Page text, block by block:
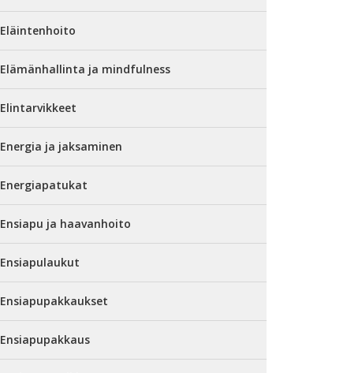
Eläintenhoito
Elämänhallinta ja mindfulness
Elintarvikkeet
Energia ja jaksaminen
Energiapatukat
Ensiapu ja haavanhoito
Ensiapulaukut
Ensiapupakkaukset
Ensiapupakkaus